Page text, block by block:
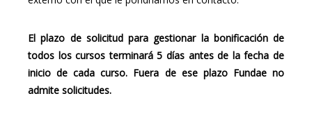
El plazo de solicitud para gestionar la bonificación de
todos los cursos terminará 5 días antes de la fecha de
inicio de cada curso. Fuera de ese plazo Fundae no
admite solicitudes.